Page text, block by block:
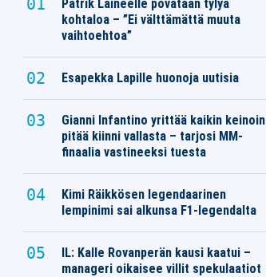
Patrik Laineelle povataan tylyä
kohtaloa – ”Ei välttämättä muuta
vaihtoehtoa”
Esapekka Lapille huonoja uutisia
Gianni Infantino yrittää kaikin keinoin
pitää kiinni vallasta – tarjosi MM-
finaalia vastineeksi tuesta
Kimi Räikkösen legendaarinen
lempinimi sai alkunsa F1-legendalta
IL: Kalle Rovanperän kausi kaatui –
manageri oikaisee villit spekulaatiot